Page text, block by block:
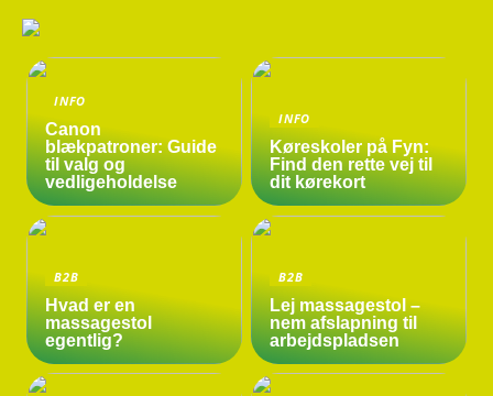
INFO
Canon
blækpatroner: Guide
til valg og
vedligeholdelse
INFO
Køreskoler på Fyn:
Find den rette vej til
dit kørekort
B2B
Hvad er en
massagestol
egentlig?
B2B
Lej massagestol –
nem afslapning til
arbejdspladsen